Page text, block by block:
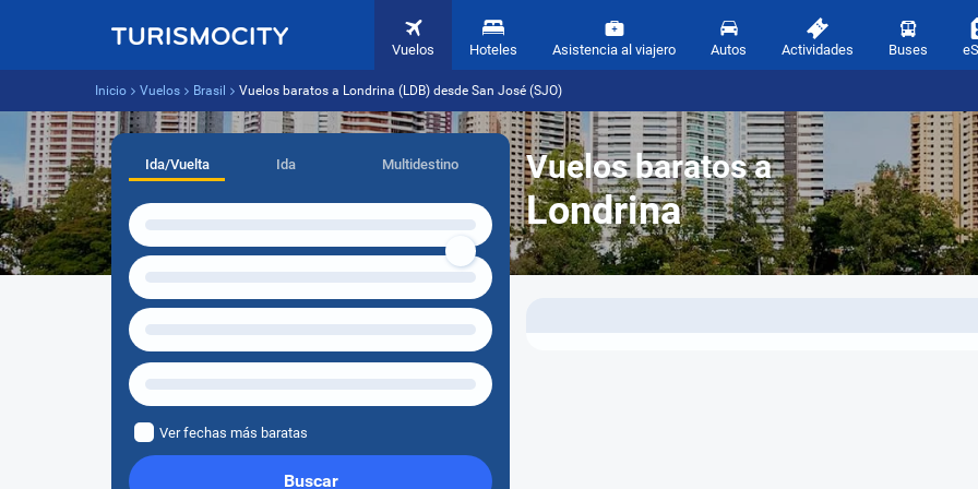
Vuelos Hoteles Asistencia al viajero Autos Actividades Buses
Inicio Vuelos Brasil Vuelos baratos a Londrina (LDB) desde San José (SJO)
Vuelos baratos a
Londrina
Ida/Vuelta Ida Multidestino
Ver fechas más baratas
Buscar